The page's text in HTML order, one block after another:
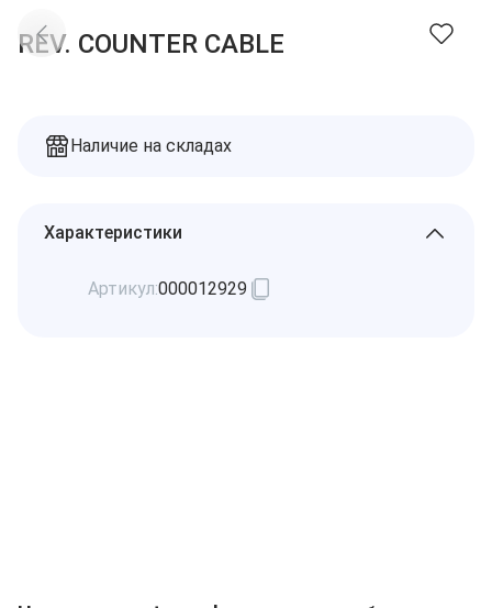
Доставка
Оплата
Заказы
Корзина
REV. COUNTER CABLE
Наличие на складах
Характеристики
Артикул:000012929